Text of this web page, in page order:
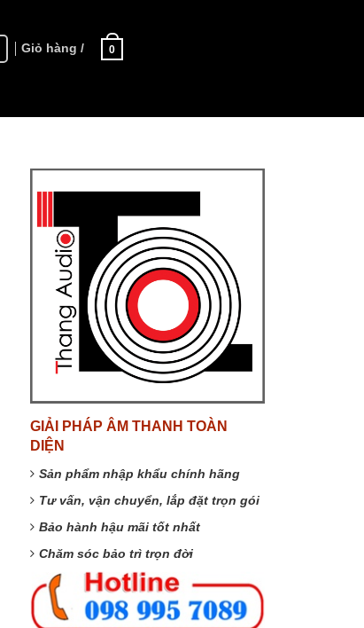
Giỏ hàng / 0
GIẢI PHÁP ÂM THANH TOÀN
DIỆN
Sản phẩm nhập khẩu chính hãng
Tư vấn, vận chuyển, lắp đặt trọn gói
Bảo hành hậu mãi tốt nhất
Chăm sóc bảo trì trọn đời